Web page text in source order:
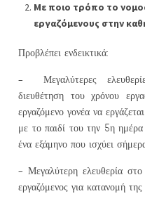
Με ποιο τρόπο το
εργαζόμενους στην
Προβλέπει ενδεικτικά:
– Μεγαλύτερες
διευθέτηση του χρόνου
εργαζόμενο γονέα να
με το παιδί του την 5η
ένα εξάμηνο που ισχύει
– Μεγαλύτερη ελευθερία
εργαζόμενος για κατανομή